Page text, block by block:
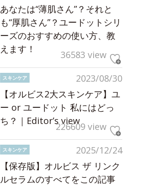
あなたは“薄肌さん”？それと
も“厚肌さん”？ユードットシリ
ーズのおすすめの使い方、教
えます！
36583 view
2023/08/30
スキンケア
【オルビス2大スキンケア】ユ
ー or ユードット 私にはどっ
ち？｜Editor’s view226609 view
2025/12/24
スキンケア
【保存版】オルビス ザ リンク
ルセラムのすべてをこの記事